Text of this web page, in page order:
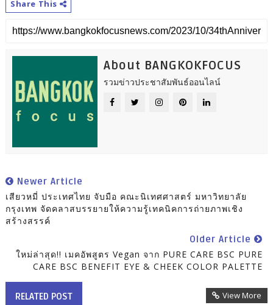
Share This
About BANGKOKFOCUS
รวมข่าวประชาสัมพันธ์ออนไลน์
Newer Article
เสียวหมี่ ประเทศไทย จับมือ คณะนิเทศศาสตร์ มหาวิทยาลัย
กรุงเทพ จัดคลาสบรรยายให้ความรู้เทคนิคการถ่ายภาพเชิง
สร้างสรรค์
Older Article
ใหม่ล่าสุด!! เมคอัพสูตร Vegan จาก PURE CARE BSC PURE
CARE BSC BENEFIT EYE & CHEEK COLOR PALETTE
RELATED POST View More